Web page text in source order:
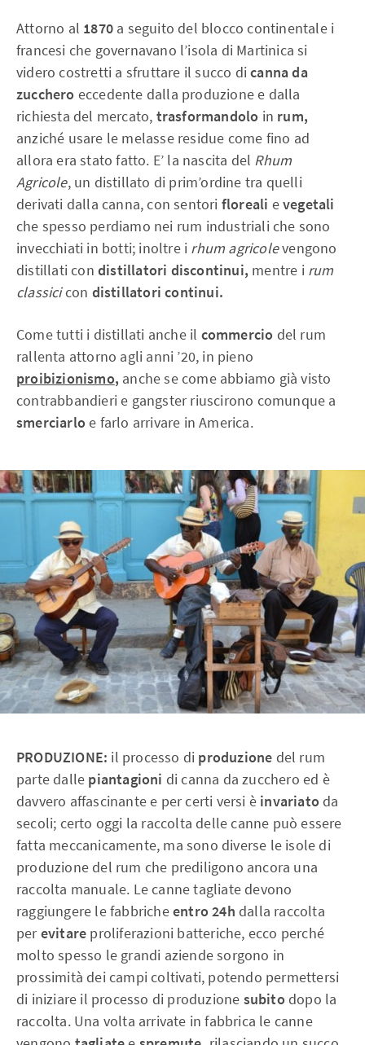
Attorno al 1870 a seguito del blocco continentale i
francesi che governavano l’isola di Martinica si
videro costretti a sfruttare il succo dicanna da
zucchero eccedente dalla produzione e dalla
richiesta del mercato, trasformandolo in rum,
anziché usare le melasse residue come fino ad
allora era stato fatto. E’ la nascita del Rhum
Agricole, un distillato di prim’ordine tra quelli
derivati dalla canna, con sentori floreali evegetali
che spesso perdiamo nei rum industriali che sono
invecchiati in botti; inoltre i rhum agricolevengono
distillati con distillatori discontinui, mentre i rum
classicicon distillatori continui.
Come tutti i distillati anche il commercio del rum
rallenta attorno agli anni ’20, in pieno
proibizionismo, anche se come abbiamo già visto
contrabbandieri e gangster riuscirono comunque a
smerciarlo e farlo arrivare in America.
PRODUZIONE: il processo di produzione del rum
parte dalle piantagioni di canna da zucchero ed è
davvero affascinante e per certi versi è invariato da
secoli; certo oggi la raccolta delle canne può essere
fatta meccanicamente, ma sono diverse le isole di
produzione del rum che prediligono ancora una
raccolta manuale. Le canne tagliate devono
raggiungere le fabbricheentro 24h dalla raccolta
perevitare proliferazioni batteriche, ecco perché
molto spesso le grandi aziende sorgono in
prossimità dei campi coltivati, potendo permettersi
di iniziare il processo di produzione subito dopo la
raccolta. Una volta arrivate in fabbrica le canne